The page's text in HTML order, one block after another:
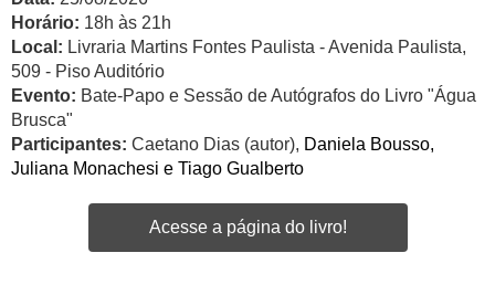
Horário: 18h às 21h
Local: Livraria Martins Fontes Paulista - Avenida Paulista,
509 - Piso Auditório
Evento: Bate-Papo e Sessão de Autógrafos do Livro "Água
Brusca"
Participantes: Caetano Dias (autor), Daniela Bousso,
Juliana Monachesi e Tiago Gualberto
Acesse a página do livro!